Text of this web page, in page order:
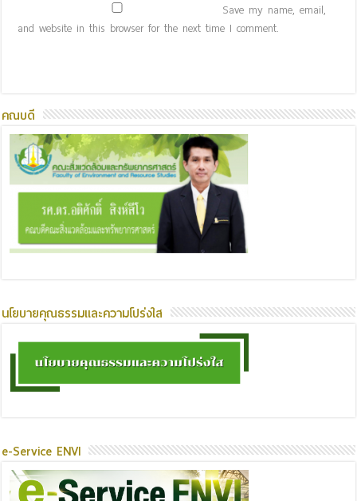
Save my name, email,
and website in this browser for the next time I comment.
คณบดี
นโยบายคุณธรรมและความโปร่งใส
e-Service ENVI